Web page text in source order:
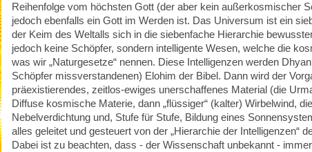
Reihenfolge vom höchsten Gott (der aber kein außerkosmischer
jedoch ebenfalls ein Gott im Werden ist. Das Universum ist ein
der Keim des Weltalls sich in die siebenfache Hierarchie
jedoch keine Schöpfer, sondern intelligente Wesen, welche die
was wir „Naturgesetze“ nennen. Diese Intelligenzen werden
Schöpfer missverstandenen) Elohim der Bibel. Dann wird der
präexistierendes, zeitlos-ewiges unerschaffenes Material (die
Diffuse kosmische Materie, dann „flüssiger“ (kalter) Wirbelwind,
Nebelverdichtung und, Stufe für Stufe, Bildung eines
alles geleitet und gesteuert von der „Hierarchie der Intelligenzen“
Dabei ist zu beachten, dass - der Wissenschaft unbekannt -